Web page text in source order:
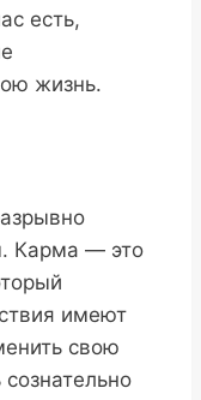
есть,
жизнь.
Карма — это
имеют
свою